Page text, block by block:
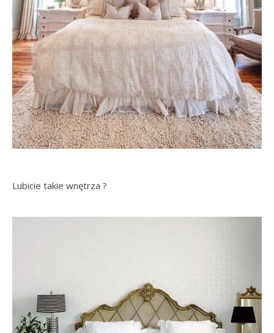
Lubicie takie wnętrza ?